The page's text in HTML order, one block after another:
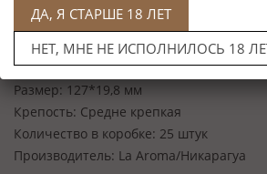
Характеристики
Скрутка: Ручная
Формат: Robusto
Размер: 127*19,8 мм
Крепость: Средне крепкая
Количество в коробке: 25 штук
Производитель: La Aroma/Никарагуа
ДА, Я СТАРШЕ 18 ЛЕТ
НЕТ, МНЕ НЕ ИСПОЛНИЛОСЬ 18